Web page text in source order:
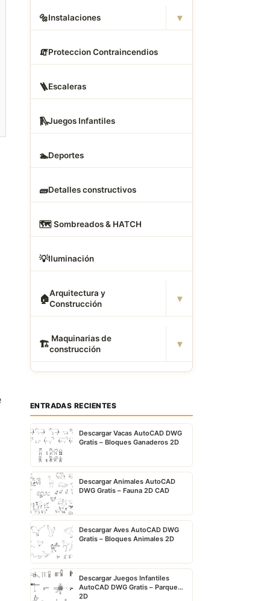
🔩Instalaciones ▾
🧯Proteccion Contraincendios
🪜Escaleras
🛝Juegos Infantiles
🏊Deportes
🧱Detalles constructivos
🗺️ Sombreados & HATCH
💡Iluminación
🏠Arquitectura y
Construcción
▾
🏗 ️ Maquinarias de
construcción
▾
ENTRADAS RECIENTES
Descargar Vacas AutoCAD DWG
Gratis – Bloques Ganaderos 2D
Descargar Animales AutoCAD
DWG Gratis – Fauna 2D CAD
Descargar Aves AutoCAD DWG
Gratis – Bloques Animales 2D
Descargar Juegos Infantiles
AutoCAD DWG Gratis – Parque
2D